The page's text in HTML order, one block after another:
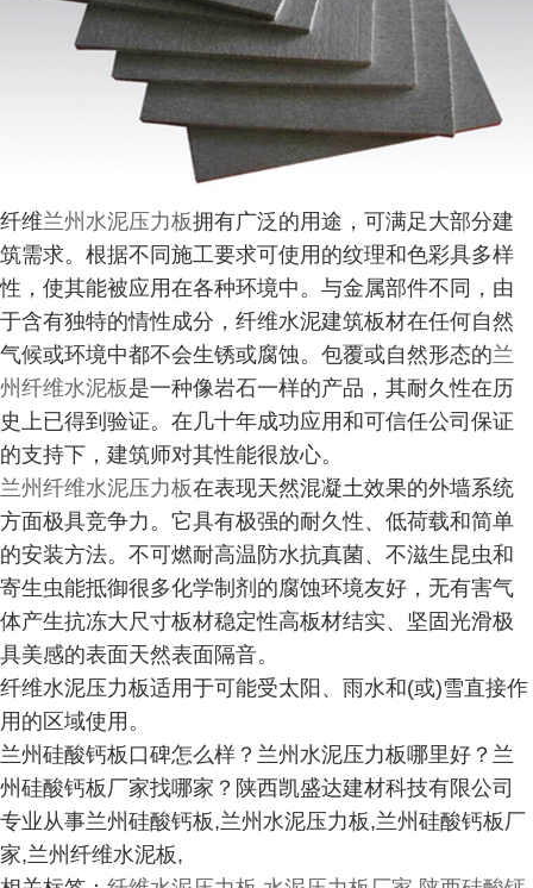
纤维兰州水泥压力板拥有广泛的用途，可满足大部分建
筑需求。根据不同施工要求可使用的纹理和色彩具多样
性，使其能被应用在各种环境中。与金属部件不同，由
于含有独特的情性成分，纤维水泥建筑板材在任何自然
气候或环境中都不会生锈或腐蚀。包覆或自然形态的兰
州纤维水泥板是一种像岩石一样的产品，其耐久性在历
史上已得到验证。在几十年成功应用和可信任公司保证
的支持下，建筑师对其性能很放心。
兰州纤维水泥压力板在表现天然混凝土效果的外墙系统
方面极具竞争力。它具有极强的耐久性、低荷载和简单
的安装方法。不可燃耐高温防水抗真菌、不滋生昆虫和
寄生虫能抵御很多化学制剂的腐蚀环境友好，无有害气
体产生抗冻大尺寸板材稳定性高板材结实、坚固光滑极
具美感的表面天然表面隔音。
纤维水泥压力板适用于可能受太阳、雨水和(或)雪直接作
用的区域使用。
兰州硅酸钙板口碑怎么样？兰州水泥压力板哪里好？兰
州硅酸钙板厂家找哪家？陕西凯盛达建材科技有限公司
专业从事兰州硅酸钙板,兰州水泥压力板,兰州硅酸钙板厂
家,兰州纤维水泥板,